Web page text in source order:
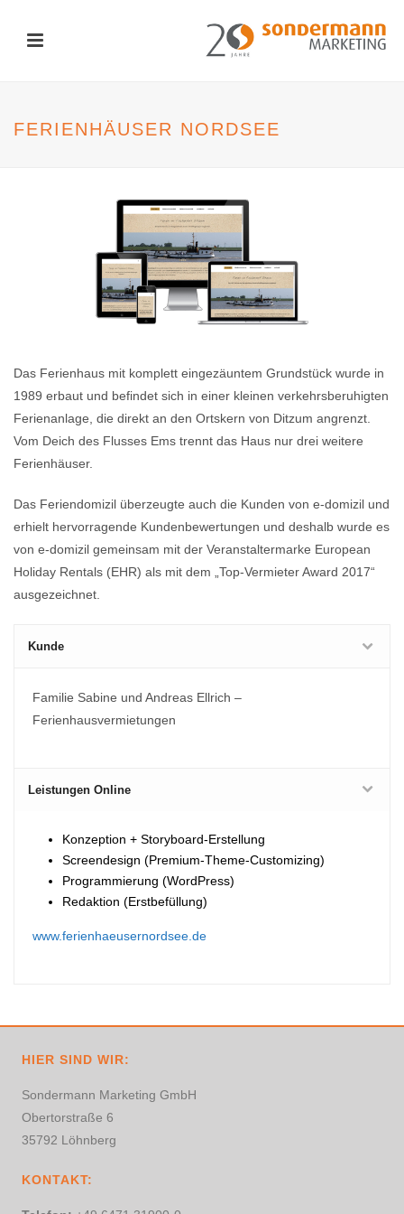
FERIENHÄUSER NORDSEE
Das Ferienhaus mit komplett eingezäuntem Grundstück wurde in
1989 erbaut und befindet sich in einer kleinen verkehrsberuhigten
Ferienanlage, die direkt an den Ortskern von Ditzum angrenzt.
Vom Deich des Flusses Ems trennt das Haus nur drei weitere
Ferienhäuser.
Das Feriendomizil überzeugte auch die Kunden von e-domizil und
erhielt hervorragende Kundenbewertungen und deshalb wurde es
von e-domizil gemeinsam mit der Veranstaltermarke European
Holiday Rentals (EHR) als mit dem „Top-Vermieter Award 2017“
ausgezeichnet.
Kunde
Familie Sabine und Andreas Ellrich –
Ferienhausvermietungen
Leistungen Online
Konzeption + Storyboard-Erstellung
Screendesign (Premium-Theme-Customizing)
Programmierung (WordPress)
Redaktion (Erstbefüllung)
www.ferienhaeusernordsee.de
HIER SIND WIR:
Sondermann Marketing GmbH
Obertorstraße 6
35792 Löhnberg
KONTAKT: